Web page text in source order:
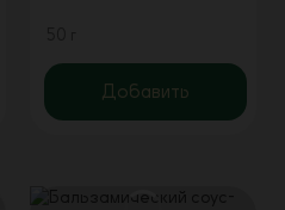
Добавить